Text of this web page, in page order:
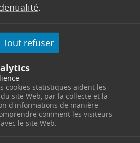
.
Tout refuser
cookies statistiques aident les
site Web, par la collecte et la
d'informations de manière
comment les visiteurs
le site Web.